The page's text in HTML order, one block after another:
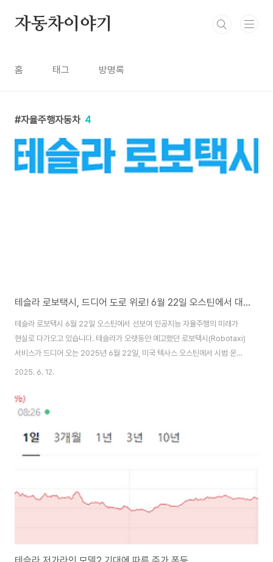
자동차이야기
홈 태그 방명록
자율주행자동차 4
테슬라 로보택시, 드디어 도로 위로! 6월 22일 오스틴에서 대중 시승 시작
테슬라 로보택시 6월 22일 오스틴에서 선보여 인공지능 자율주행의 미래가
현실로 다가오고 있습니다. 테슬라가 오랫동안 예고했던 로보택시(Robotaxi)
서비스가 드디어 오는 2025년 6월 22일, 미국 텍사스 오스틴에서 시범 운행
을 시작합니다. 이제 '운전자가 없는 차'가 더 이상 영화 속 상상이 아닌 실제 거
운행 방식, 안전 대책, 그리고 향후 전망까지 구체적으로 살펴보겠습니다.로보
택시란? 인간 없이 스스로 달리는 자율주행 차량 테슬라의 로보택시는 운전자
Self Driving)입니다. 이번에 시범 도입되는 로보택시는 미래형 콘셉트카인
'사..
2025. 6. 12.